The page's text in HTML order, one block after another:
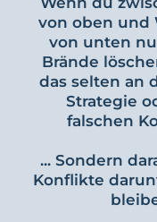
von oben und
von unten
Brände
das selten an
Strategie
falschen
... Sondern
Konflikte